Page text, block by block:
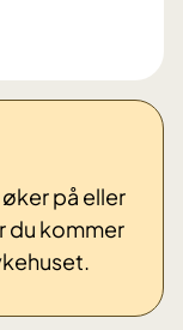
på eller
du kommer